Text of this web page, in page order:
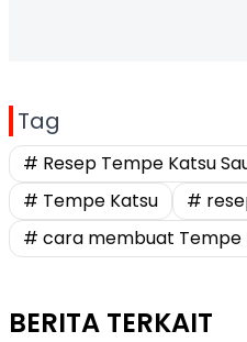
Tag
# Resep Tempe Katsu
# Tempe Katsu
#
# cara membuat Tempe
BERITA TERKAIT